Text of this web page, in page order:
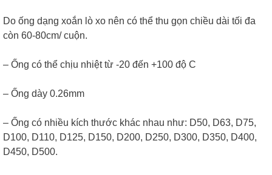
Do ống dạng xoắn lò xo nên có thể thu gọn chiều dài tối đa
còn 60-80cm/ cuộn.
– Ống có thể chịu nhiệt từ -20 đến +100 độ C
– Ống dày 0.26mm
– Ống có nhiều kích thước khác nhau như: D50, D63, D75,
D100, D110, D125, D150, D200, D250, D300, D350, D400,
D450, D500.